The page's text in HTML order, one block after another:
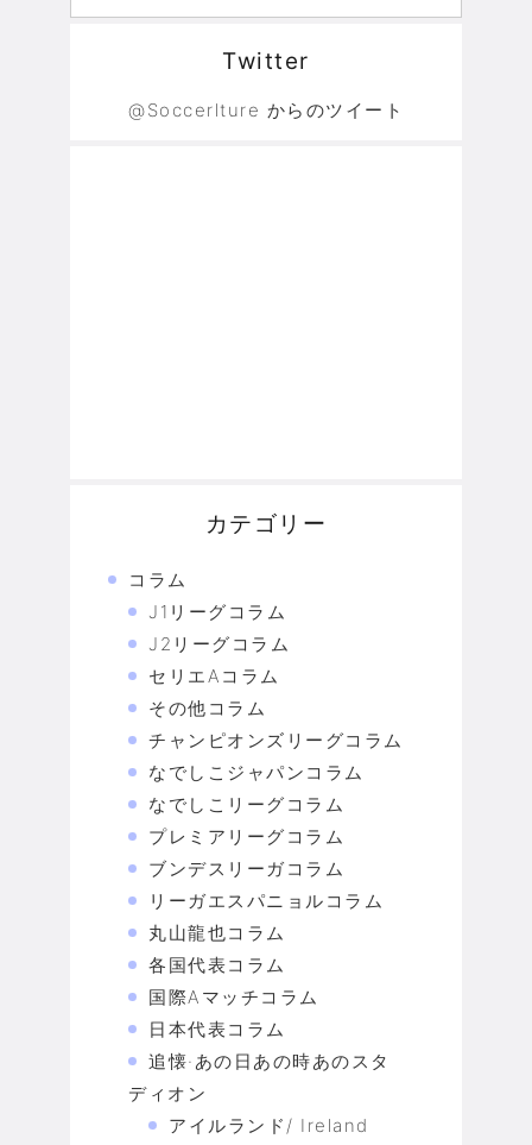
Twitter
@Soccerlture からのツイート
カテゴリー
コラム
J1リーグコラム
J2リーグコラム
セリエAコラム
その他コラム
チャンピオンズリーグコラム
なでしこジャパンコラム
なでしこリーグコラム
プレミアリーグコラム
ブンデスリーガコラム
リーガエスパニョルコラム
丸山龍也コラム
各国代表コラム
国際Aマッチコラム
日本代表コラム
追懐·あの日あの時あのスタ
ディオン
アイルランド/ Ireland